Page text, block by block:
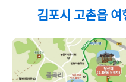
김포시 고촌읍